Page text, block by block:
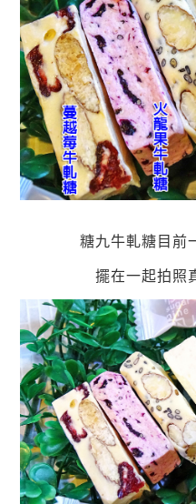
糖九牛軋糖目前
擺在一起拍照